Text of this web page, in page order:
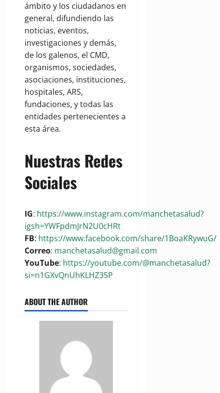
ámbito y los ciudadanos en
general, difundiendo las
noticias, eventos,
investigaciones y demás,
de los galenos, el CMD,
organismos, sociedades,
asociaciones, instituciones,
hospitales, ARS,
fundaciones, y todas las
entidades pertenecientes a
esta área.
Nuestras Redes
Sociales
IG: https://www.instagram.com/manchetasalud?
igsh=YWFpdmJrN2U0cHRt
FB: https://www.facebook.com/share/1BoaKRywuG/
Correo: manchetasalud@gmail.com
YouTube: https://youtube.com/@manchetasalud?
si=n1GXvQnUhKLHZ35P
ABOUT THE AUTHOR